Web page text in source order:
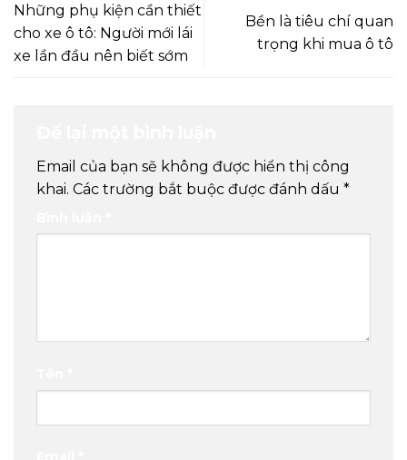
Những phụ kiện cần thiết
cho xe ô tô: Người mới lái
xe lần đầu nên biết sớm
Bền là tiêu chí quan
trọng khi mua ô tô
Email của bạn sẽ không được hiển thị công
khai. Các trường bắt buộc được đánh dấu *